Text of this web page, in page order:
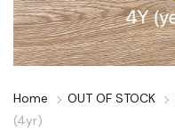
Home OUT OF STOCK
(4yr)